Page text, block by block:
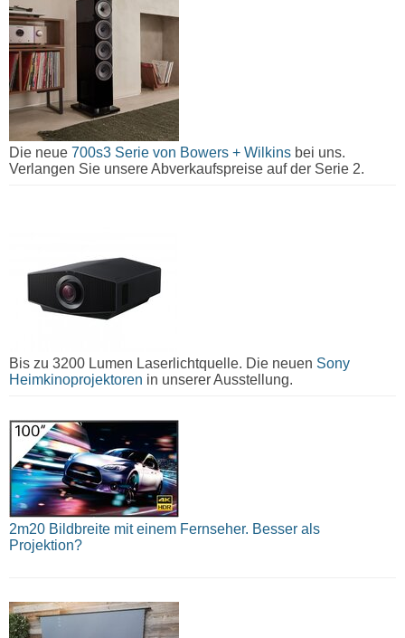
Die neue 700s3 Serie von Bowers + Wilkins bei uns.
Verlangen Sie unsere Abverkaufspreise auf der Serie 2.
Bis zu 3200 Lumen Laserlichtquelle. Die neuen Sony
Heimkinoprojektoren in unserer Ausstellung.
2m20 Bildbreite mit einem Fernseher. Besser als
Projektion?